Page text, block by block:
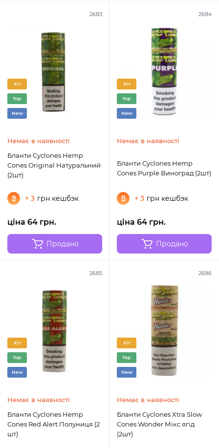
2683
Хіт
Top
New
Немає в наявності
Бланти Cyclones Hemp
Cones Original Натуральний
(2шт)
+ 3 грн кешбэк
ціна 64 грн.
Продано
2684
Хіт
Top
New
Немає в наявності
Бланти Cyclones Hemp
Cones Purple Виноград (2шт)
+ 3 грн кешбэк
ціна 64 грн.
Продано
2685
Хіт
Top
New
Немає в наявності
Бланти Cyclones Hemp
Cones Red Alert Полуниця (2
шт)
2686
Хіт
Top
New
Немає в наявності
Бланти Cyclones Xtra Slow
Cones Wonder Мікс ягід
(2шт)